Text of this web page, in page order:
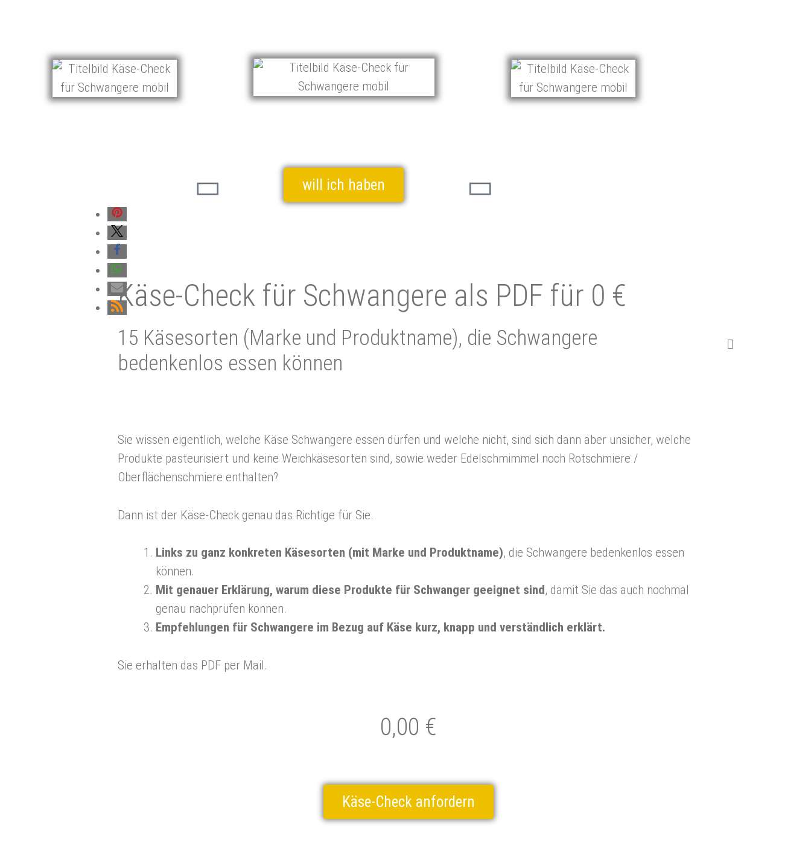
will ich haben
Kä­se-Check für Schwan­gere als PDF für 0 €
15 Käsesorten (Marke und Produktname), die Schwangere
bedenkenlos essen können
Sie wissen eigentlich, welche Käse Schwangere essen dürfen und welche nicht, sind sich dann aber unsicher, welche
Produkte pasteurisiert und keine Weichkäsesorten sind, sowie weder Edelschmimmel noch Rotschmiere /
Oberflächenschmiere enthalten?
Dann ist der Käse-Check genau das Richtige für Sie.
Links zu ganz konkreten Käsesorten (mit Marke und Produktname), die Schwangere bedenkenlos essen
können.
Mit genauer Erklärung, warum diese Produkte für Schwanger geeignet sind, damit Sie das auch nochmal
genau nachprüfen können.
Empfehlungen für Schwangere im Bezug auf Käse kurz, knapp und verständlich erklärt.
Sie erhalten das PDF per Mail.
0,00 €
Käse-Check anfordern